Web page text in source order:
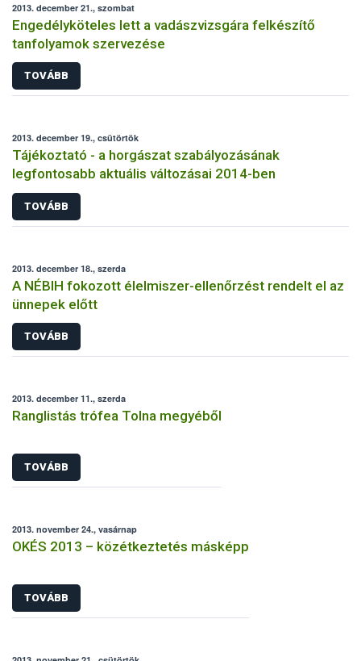
2013. december 21., szombat
Engedélyköteles lett a vadászvizsgára felkészítő
tanfolyamok szervezése
TOVÁBB
2013. december 19., csütörtök
Tájékoztató - a horgászat szabályozásának
legfontosabb aktuális változásai 2014-ben
TOVÁBB
2013. december 18., szerda
A NÉBIH fokozott élelmiszer-ellenőrzést rendelt el az
ünnepek előtt
TOVÁBB
2013. december 11., szerda
Ranglistás trófea Tolna megyéből
TOVÁBB
2013. november 24., vasárnap
OKÉS 2013 – közétkeztetés másképp
TOVÁBB